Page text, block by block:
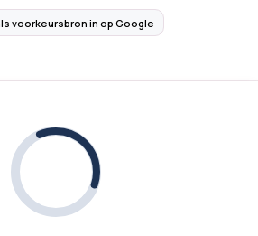
voorkeursbron in op Google